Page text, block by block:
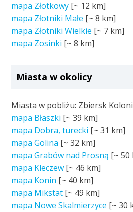
mapa Złotkowy [~ 12 km]
mapa Złotniki Małe [~8 km]
mapa Złotniki Wielkie [~ 7 km]
mapa Zosinki [~8 km]
Miasta w okolicy
Miasta w pobliżu: Zbiersk
mapa Błaszki [~39 km]
mapa Dobra, turecki [~31 km]
mapa Golina [~32 km]
mapa Grabów nad Prosną [~50
mapa Kleczew [~ 46 km]
mapa Konin [~ 40 km]
mapa Mikstat [~ 49 km]
mapa Nowe Skalmierzyce [~30